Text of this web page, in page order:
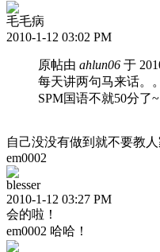
毛毛病
2010-1-12 03:02 PM
原帖由 ahlun06 于
每天讲两句马来话。。
SPM国语不就50分了~
自己没没有做到就不要教
em0002
blesser
2010-1-12 03:27 PM
会的啦！
em0002 哈哈！